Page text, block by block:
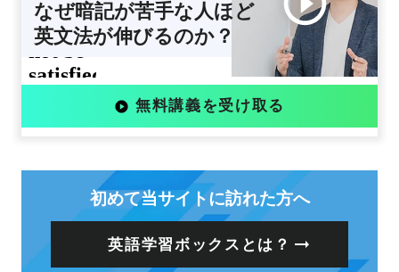
なぜ暗記が苦手な人ほど
英文法が伸びるのか？
無料講義を受け取る
初めて当サイトに訪れた方へ
英語学習ボックスとは？